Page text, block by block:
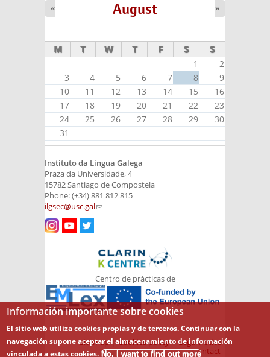
August
« »
M T W T F S S
1
2
3
4 5 6 7 8
9
10
11 12 13 14 15
16
17
18 19 20 21 22
23
24
25 26 27 28 29
30
31
Instituto da Lingua Galega
Praza da Universidade, 4
15782 Santiago de Compostela
Phone: (+34) 881 812 815
ilgsec@usc.gal(link sends e-mail)
Centro de prácticas de
Legal notice
Cookies policy
Sitemap
Contact
Información importante sobre cookies
El sitio web utiliza cookies propias y de terceros. Continuar con la
navegación supone aceptar el almacenamiento de información
vinculada a estas cookies. No, I want to find out more